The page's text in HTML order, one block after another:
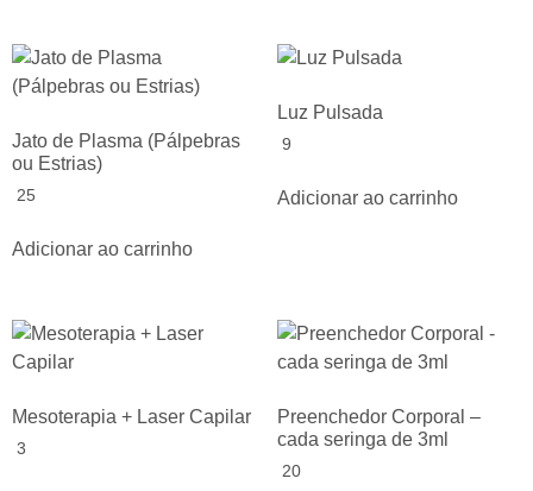
Jato de Plasma (Pálpebras
ou Estrias)
25
Adicionar ao carrinho
Luz Pulsada
9
Adicionar ao carrinho
Mesoterapia + Laser Capilar
3
Preenchedor Corporal –
cada seringa de 3ml
20